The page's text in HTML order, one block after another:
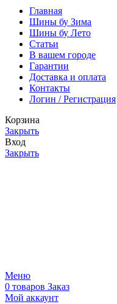
Главная
Шины бу Зима
Шины бу Лето
Статьи
В вашем городе
Гарантии
Доставка и оплата
Контакты
Логин / Регистрация
Корзина
Закрыть
Вход
Закрыть
Меню
0 товаров Заказ
Мой аккаунт